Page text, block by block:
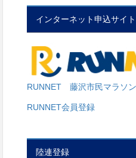
インターネット申込サイト
RUNNET 藤沢市民マラソ
RUNNET会員登録
陸連登録